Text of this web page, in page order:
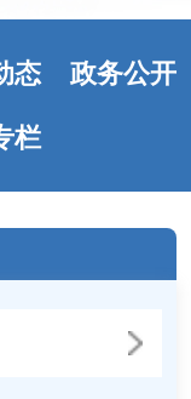
态 政务公开
栏